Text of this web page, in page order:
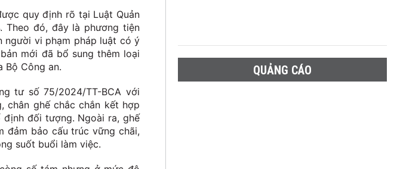
quy định rõ tại Luật Quản
Theo đó, đây là phương tiện
người vi phạm pháp luật có ý
mới đã bổ sung thêm loại
Bộ Công an.
tư số 75/2024/TT-BCA với
chân ghế chắc chắn kết hợp
đối tượng. Ngoài ra, ghế
đảm bảo cấu trúc vững chãi,
suốt buổi làm việc.
QUẢNG CÁO